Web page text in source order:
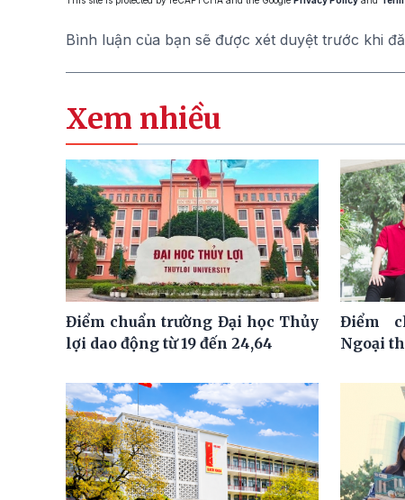
Bình luận của bạn sẽ được xét duyệt trước khi
Xem nhiều
Điểm chuẩn trường Đại học Thủy
lợi dao động từ 19 đến 24,64
Điểm
Ngoại